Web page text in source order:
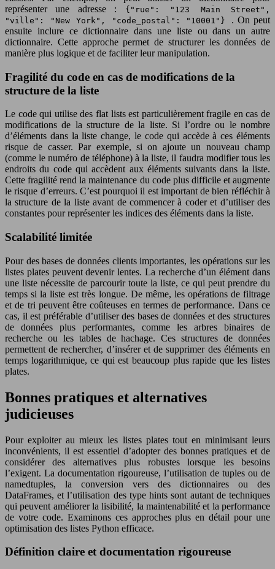
représenter une adresse :
{"rue": "123 Main Street",
"ville": "New York", "code_postal": "10001"} . On peut
ensuite inclure ce dictionnaire dans une liste ou dans un autre
dictionnaire. Cette approche permet de structurer les données de
manière plus logique et de faciliter leur manipulation.
Fragilité du code en cas de modifications de la
structure de la liste
Le code qui utilise des flat lists est particulièrement fragile en cas de
modifications de la structure de la liste. Si l’ordre ou le nombre
d’éléments dans la liste change, le code qui accède à ces éléments
risque de casser. Par exemple, si on ajoute un nouveau champ
(comme le numéro de téléphone) à la liste, il faudra modifier tous les
endroits du code qui accèdent aux éléments suivants dans la liste.
Cette fragilité rend la maintenance du code plus difficile et augmente
le risque d’erreurs. C’est pourquoi il est important de bien réfléchir à
la structure de la liste avant de commencer à coder et d’utiliser des
constantes pour représenter les indices des éléments dans la liste.
Scalabilité limitée
Pour des bases de données clients importantes, les opérations sur les
listes plates peuvent devenir lentes. La recherche d’un élément dans
une liste nécessite de parcourir toute la liste, ce qui peut prendre du
temps si la liste est très longue. De même, les opérations de filtrage
et de tri peuvent être coûteuses en termes de performance. Dans ce
cas, il est préférable d’utiliser des bases de données et des structures
de données plus performantes, comme les arbres binaires de
recherche ou les tables de hachage. Ces structures de données
permettent de rechercher, d’insérer et de supprimer des éléments en
temps logarithmique, ce qui est beaucoup plus rapide que les listes
plates.
Bonnes pratiques et alternatives
judicieuses
Pour exploiter au mieux les listes plates tout en minimisant leurs
inconvénients, il est essentiel d’adopter des bonnes pratiques et de
considérer des alternatives plus robustes lorsque les besoins
l’exigent. La documentation rigoureuse, l’utilisation de tuples ou de
namedtuples, la conversion vers des dictionnaires ou des
DataFrames, et l’utilisation des type hints sont autant de techniques
qui peuvent améliorer la lisibilité, la maintenabilité et la performance
de votre code. Examinons ces approches plus en détail pour une
optimisation des listes Python efficace.
Définition claire et documentation rigoureuse